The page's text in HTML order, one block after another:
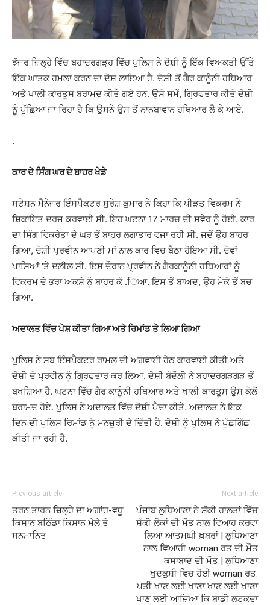
ਝੱਜਰ ਜ਼ਿਲ੍ਹੇ ਵਿੱਚ ਬਹਾਦਰਗੜ੍ਹ ਵਿੱਚ ਪੁਲਿਸ ਨੇ ਦੋਸ਼ੀ ਨੂੰ ਇੱਕ ਵਿਅਕਤੀ ਉੱਤੇ
ਇੱਕ ਘਾਤਕ ਹਮਲਾ ਕਰਨ ਦਾ ਦੋਸ਼ ਲਾਇਆ ਹੈ. ਦੋਸ਼ੀ ਤੋਂ ਗੈਰ ਕਾਨੂੰਨੀ ਹਥਿਆਰ
ਅਤੇ ਖਾਲੀ ਕਾਰਤੂਸ ਬਰਾਮਦ ਕੀਤੇ ਗਏ ਹਨ. ਉਸੇ ਸਮੇਂ, ਗ੍ਰਿਫਤਾਰ ਕੀਤੇ ਦੋਸ਼ੀ
ਨੂੰ ਪੁੱਛਿਆ ਜਾ ਰਿਹਾ ਹੈ ਕਿ ਉਸਨੇ ਉਸ ਤੋਂ ਨਾਨਬਾਵਾਨ ਹਥਿਆਰ ਲੈ ਕੇ ਆਏ.
.
ਕਾਰ ਦੇ ਸਿੰਗ ਘਰ ਦੇ ਬਾਹਰ ਖੇਡੇ
ਸਟੇਸ਼ਨ ਮੈਨੇਜਰ ਇੰਸਪੈਕਟਰ ਸੁਰੇਸ਼ ਕੁਮਾਰ ਨੇ ਕਿਹਾ ਕਿ ਪੀੜਤ ਵਿਕਰਮ ਨੇ
ਸ਼ਿਕਾਇਤ ਦਰਜ ਕਰਵਾਈ ਸੀ. ਇਹ ਘਟਨਾ 17 ਮਾਰਚ ਦੀ ਸਵੇਰ ਨੂੰ ਹੋਈ. ਕਾਰ
ਦਾ ਸਿੰਗ ਵਿਕਰੇਤਾ ਦੇ ਘਰ ਤੋਂ ਬਾਹਰ ਲਗਾਤਾਰ ਵਜਾ ਰਹੀ ਸੀ. ਜਦੋਂ ਉਹ ਬਾਹਰ
ਗਿਆ, ਦੋਸ਼ੀ ਪ੍ਰਵੀਨ ਆਪਣੀ ਮਾਂ ਨਾਲ ਕਾਰ ਵਿਚ ਬੈਠਾ ਹੋਇਆ ਸੀ. ਦੋਵਾਂ
ਪਾਸਿਆਂ ‘ਤੇ ਦਲੀਲ ਸੀ. ਇਸ ਦੌਰਾਨ ਪ੍ਰਵੀਨ ਨੇ ਗੈਰਕਾਨੂੰਨੀ ਹਥਿਆਰਾਂ ਨੂੰ
ਵਿਕਰਮ ਦੇ ਭਰਾ ਅਕਸ਼ੇ ਨੂੰ ਬਾਹਰ ਕੱ .ਿਆ. ਇਸ ਤੋਂ ਬਾਅਦ, ਉਹ ਮੌਕੇ ਤੋਂ ਬਚ
ਗਿਆ.
ਅਦਾਲਤ ਵਿੱਚ ਪੇਸ਼ ਕੀਤਾ ਗਿਆ ਅਤੇ ਰਿਮਾਂਡ ਤੇ ਲਿਆ ਗਿਆ
ਪੁਲਿਸ ਨੇ ਸਬ ਇੰਸਪੈਕਟਰ ਰਾਮਲ ਦੀ ਅਗਵਾਈ ਹੇਠ ਕਾਰਵਾਈ ਕੀਤੀ ਅਤੇ
ਦੋਸ਼ੀ ਦੇ ਪ੍ਰਵੀਨ ਨੂੰ ਗ੍ਰਿਫਤਾਰ ਕਰ ਲਿਆ. ਦੋਸ਼ੀ ਬੰਦੌਲੀ ਨੇ ਬਹਾਦਰਗੜਗੜ ਤੋਂ
ਬਖਸ਼ਿਆ ਹੈ. ਘਟਨਾ ਵਿੱਚ ਗੈਰ ਕਾਨੂੰਨੀ ਹਥਿਆਰ ਅਤੇ ਖਾਲੀ ਕਾਰਤੂਸ ਉਸ ਕੋਲੋਂ
ਬਰਾਮਦ ਹੋਏ. ਪੁਲਿਸ ਨੇ ਅਦਾਲਤ ਵਿੱਚ ਦੋਸ਼ੀ ਪੈਦਾ ਕੀਤੇ. ਅਦਾਲਤ ਨੇ ਇਕ
ਦਿਨ ਦੀ ਪੁਲਿਸ ਰਿਮਾਂਡ ਨੂੰ ਮਨਜ਼ੂਰੀ ਦੇ ਦਿੱਤੀ ਹੈ. ਦੋਸ਼ੀ ਨੂੰ ਪੁਲਿਸ ਨੇ ਪੁੱਛਗਿੱਛ
ਕੀਤੀ ਜਾ ਰਹੀ ਹੈ.
Previous article
ਤਰਨ ਤਾਰਨ ਜ਼ਿਲ੍ਹੇ ਦਾ ਅਗਾਂਹ-ਵਧੂ
ਕਿਸਾਨ ਬਠਿੰਡਾ ਕਿਸਾਨ ਮੇਲੇ ਤੇ
ਸਨਮਾਨਿਤ
Next article
ਪੰਜਾਬ ਲੁਧਿਆਣਾ ਨੇ ਸ਼ੱਕੀ ਹਾਲਤਾਂ ਵਿੱਚ
ਸ਼ੱਕੀ ਲੋਕਾਂ ਦੀ ਮੌਤ ਨਾਲ ਵਿਆਹ ਕਰਵਾ
ਲਿਆ ਆਤਮਘੀ ਖ਼ਬਰਾਂ | ਲੁਧਿਆਣਾ
ਨਾਲ ਵਿਆਹੀ woman ਰਤ ਦੀ ਮੌਤ
ਕਸਾਬਾਦ ਦੀ ਮੌਤ | ਲੁਧਿਆਣਾ
ਖੁਦਕੁਸ਼ੀ ਵਿਚ ਹੋਈ woman ਰਤ:
ਪਤੀ ਖਾਣ ਲਈ ਖਾਣਾ ਖਾਣ ਲਈ ਖਾਣਾ
ਖਾਣ ਲਈ ਆਜ਼ਿਆ ਕਿ ਬਾਡੀ ਲਟਕਦਾ